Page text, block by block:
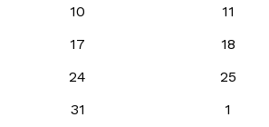
10
11
17
18
24
25
31
1